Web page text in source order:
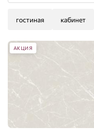
гостиная кабинет
АКЦИЯ